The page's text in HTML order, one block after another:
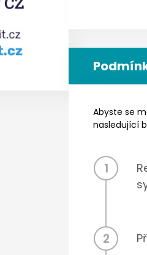
Abyste se
nasledující
1
2